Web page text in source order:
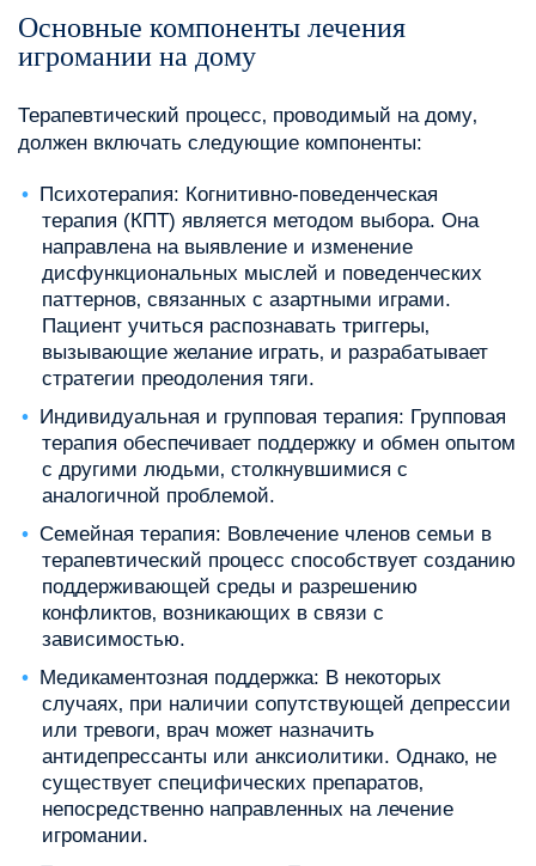
Основные компоненты лечения
игромании на дому
Терапевтический процесс‚ проводимый на дому‚
должен включать следующие компоненты:
Психотерапия: Когнитивно-поведенческая
терапия (КПТ) является методом выбора. Она
направлена на выявление и изменение
дисфункциональных мыслей и поведенческих
паттернов‚ связанных с азартными играми.
Пациент учиться распознавать триггеры‚
вызывающие желание играть‚ и разрабатывает
стратегии преодоления тяги.
Индивидуальная и групповая терапия: Групповая
терапия обеспечивает поддержку и обмен опытом
с другими людьми‚ столкнувшимися с
аналогичной проблемой.
Семейная терапия: Вовлечение членов семьи в
терапевтический процесс способствует созданию
поддерживающей среды и разрешению
конфликтов‚ возникающих в связи с
зависимостью.
Медикаментозная поддержка: В некоторых
случаях‚ при наличии сопутствующей депрессии
или тревоги‚ врач может назначить
антидепрессанты или анксиолитики. Однако‚ не
существует специфических препаратов‚
непосредственно направленных на лечение
игромании.